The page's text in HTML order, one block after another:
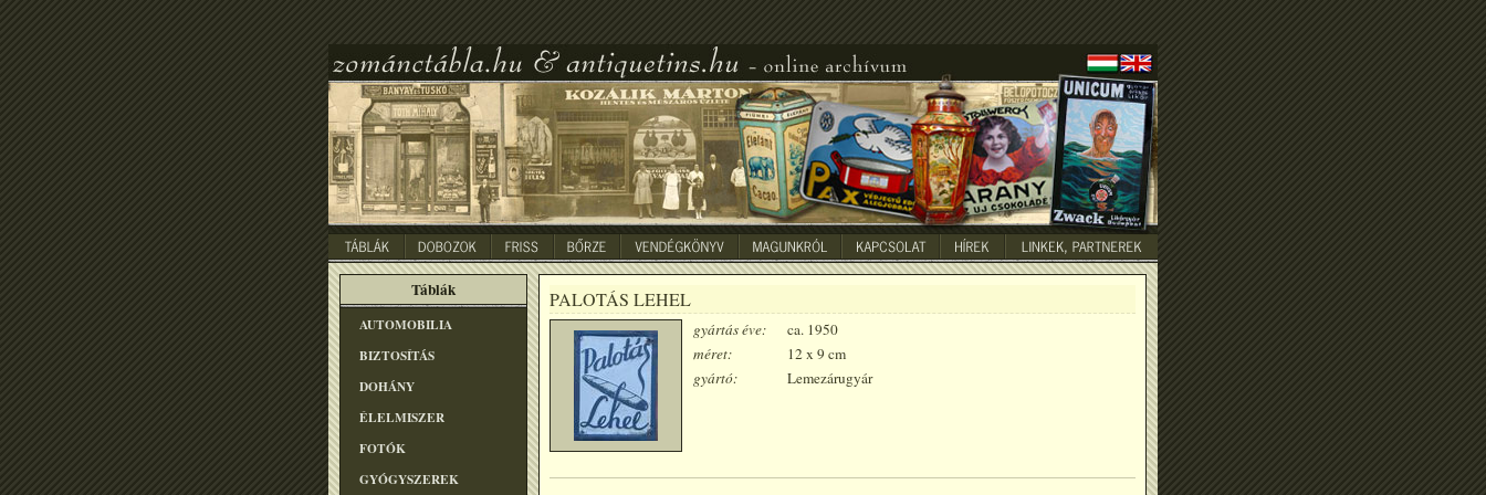
Táblák
AUTOMOBILIA
BIZTOSÍTÁS
DOHÁNY
ÉLELMISZER
FOTÓK
GYÓGYSZEREK
PALOTÁS LEHEL
gyártás éve:
ca. 1950
méret:
12 x 9 cm
gyártó:
Lemezárugyár